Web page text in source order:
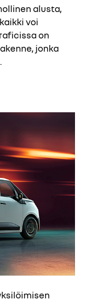
alusta,
voi
on
jonka